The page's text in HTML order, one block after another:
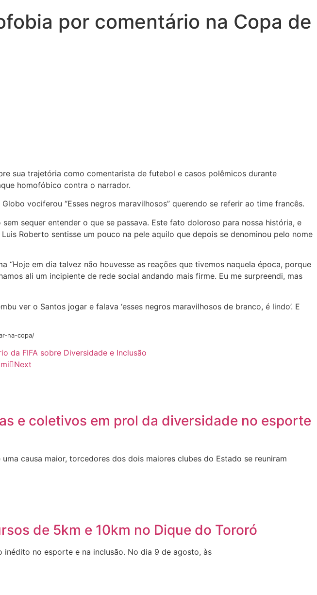
por comentário na Copa de
sua trajetória como comentarista de futebol e casos polêmicos durante
homofóbico contra o narrador.
vociferou “Esses negros maravilhosos” querendo se referir ao time francês.
sequer entender o que se passava. Este fato doloroso para nossa história, e
Roberto sentisse um pouco na pele aquilo que depois se denominou pelo nome
em dia talvez não houvesse as reações que tivemos naquela época, porque
ali um incipiente de rede social andando mais firme. Eu me surpreendi, mas
ver o Santos jogar e falava ‘esses negros maravilhosos de branco, é lindo’. E
na-copa/
da FIFA sobre Diversidade e Inclusão
Next
e coletivos em prol da diversidade no esporte
causa maior, torcedores dos dois maiores clubes do Estado se reuniram
de 5km e 10km no Dique do Tororó
inédito no esporte e na inclusão. No dia 9 de agosto, às